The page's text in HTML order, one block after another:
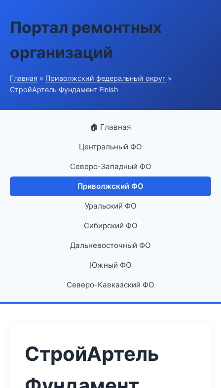
Портал ремонтных
организаций
Главная » Приволжский федеральный округ »
СтройАртель Фундамент Finish
🏠 Главная
Центральный ФО
Северо-Западный ФО
Приволжский ФО
Уральский ФО
Сибирский ФО
Дальневосточный ФО
Южный ФО
Северо-Кавказский ФО
СтройАртель